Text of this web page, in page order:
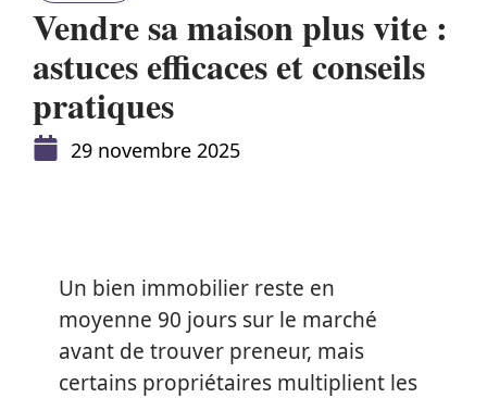
Vendre sa maison plus vite :
astuces efficaces et conseils
pratiques
29 novembre 2025
Un bien immobilier reste en
moyenne 90 jours sur le marché
avant de trouver preneur, mais
certains propriétaires multiplient les